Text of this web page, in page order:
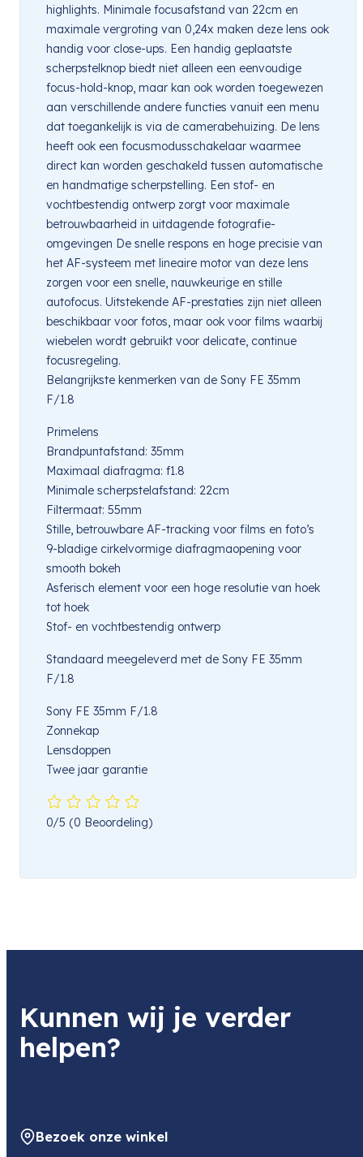
highlights. Minimale focusafstand van 22cm en
maximale vergroting van 0,24x maken deze lens ook
handig voor close-ups. Een handig geplaatste
scherpstelknop biedt niet alleen een eenvoudige
focus-hold-knop, maar kan ook worden toegewezen
aan verschillende andere functies vanuit een menu
dat toegankelijk is via de camerabehuizing. De lens
heeft ook een focusmodusschakelaar waarmee
direct kan worden geschakeld tussen automatische
en handmatige scherpstelling. Een stof- en
vochtbestendig ontwerp zorgt voor maximale
betrouwbaarheid in uitdagende fotografie-
omgevingen De snelle respons en hoge precisie van
het AF-systeem met lineaire motor van deze lens
zorgen voor een snelle, nauwkeurige en stille
autofocus. Uitstekende AF-prestaties zijn niet alleen
beschikbaar voor fotos, maar ook voor films waarbij
wiebelen wordt gebruikt voor delicate, continue
focusregeling.
Belangrijkste kenmerken van de Sony FE 35mm
F/1.8
Primelens
Brandpuntafstand: 35mm
Maximaal diafragma: f1.8
Minimale scherpstelafstand: 22cm
Filtermaat: 55mm
Stille, betrouwbare AF-tracking voor films en foto’s
9-bladige cirkelvormige diafragmaopening voor
smooth bokeh
Asferisch element voor een hoge resolutie van hoek
tot hoek
Stof- en vochtbestendig ontwerp
Standaard meegeleverd met de Sony FE 35mm
F/1.8
Sony FE 35mm F/1.8
Zonnekap
Lensdoppen
Twee jaar garantie
0/5 (0 Beoordeling)
Kunnen wij je verder
helpen?
Bezoek onze winkel